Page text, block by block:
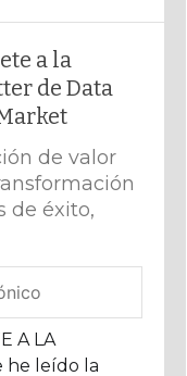
a la
de Data
de valor
de éxito,
A LA
he leído la